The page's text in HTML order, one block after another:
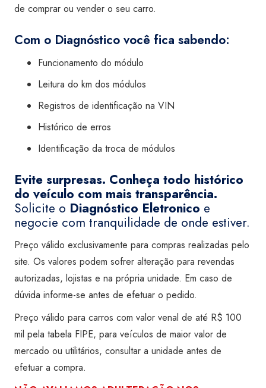
de comprar ou vender o seu carro.
Com o Diagnóstico você fica sabendo:
Funcionamento do módulo
Leitura do km dos módulos
Registros de identificação na VIN
Histórico de erros
Identificação da troca de módulos
Evite surpresas. Conheça todo histórico
do veículo com mais transparência.
Solicite o Diagnóstico Eletronico e
negocie com tranquilidade de onde estiver.
Preço válido exclusivamente para compras realizadas pelo
site. Os valores podem sofrer alteração para revendas
autorizadas, lojistas e na própria unidade. Em caso de
dúvida informe-se antes de efetuar o pedido.
Preço válido para carros com valor venal de até R$ 100
mil pela tabela FIPE, para veículos de maior valor de
mercado ou utilitários, consultar a unidade antes de
efetuar a compra.